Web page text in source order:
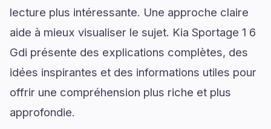
lecture plus intéressante. Une approche claire
aide à mieux visualiser le sujet. Kia Sportage 1 6
Gdi présente des explications complètes, des
idées inspirantes et des informations utiles pour
offrir une compréhension plus riche et plus
approfondie.